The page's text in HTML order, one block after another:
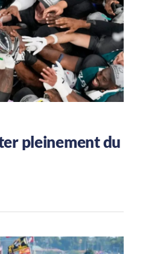
pleinement du